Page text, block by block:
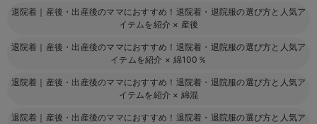
退院着｜産後・出産後のママにおすすめ！退院着・退院服の選び方と人気ア
イテムを紹介 × 産後
退院着｜産後・出産後のママにおすすめ！退院着・退院服の選び方と人気ア
イテムを紹介 × 綿100％
退院着｜産後・出産後のママにおすすめ！退院着・退院服の選び方と人気ア
イテムを紹介 × 綿混
退院着｜産後・出産後のママにおすすめ！退院着・退院服の選び方と人気ア